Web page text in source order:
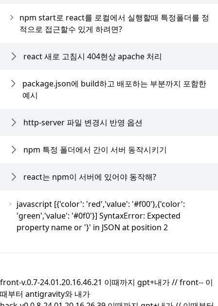
npm start로 react를 로컬에서 실행할때 특정폴더를 정
적으로 접근할수 있게 하려면?
react 새로 고침시 404현상 apache 처리
package.json에 build하고 배포하는 부분까지 포함한
예시
http-server 파일 변경시 반영 옵션
npm 특정 폴더에서 간이 서버 동작시키기
react는 npm이 서버에 있어야 동작해?
javascript [{'color': 'red','value': '#f00'},{'color':
'green','value': '#0f0'}] SyntaxError: Expected
property name or '}' in JSON at position 2
front-v.0.7-24.01.20.16.46.21 이때까지 gpt+내가 //front-- 이
때부터 antigravity와 내가